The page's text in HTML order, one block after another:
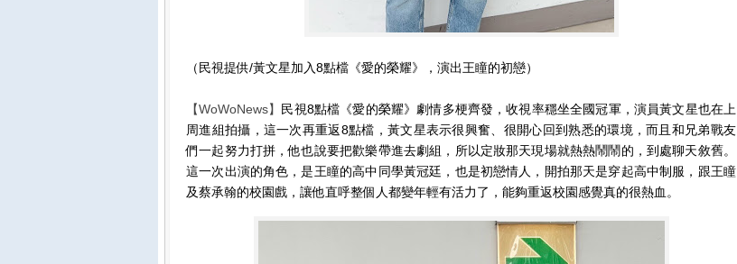
（民視提供/黃文星加入8點檔《愛的榮耀》，演出王瞳的初戀）
【WoWoNews】 民視8點檔《愛的榮耀》劇情多梗齊發，收視率穩坐全國冠軍，演員黃文星也在上
周進組拍攝，這一次再重返8點檔，黃文星表示很興奮、很開心回到熟悉的環境，而且和兄弟戰友
們一起努力打拼，他也說要把歡樂帶進去劇組，所以定妝那天現場就熱熱鬧鬧的，到處聊天敘舊。
這一次出演的角色，是王瞳的高中同學黃冠廷，也是初戀情人，開拍那天是穿起高中制服，跟王瞳
及蔡承翰的校園戲，讓他直呼整個人都變年輕有活力了，能夠重返校園感覺真的很熱血。